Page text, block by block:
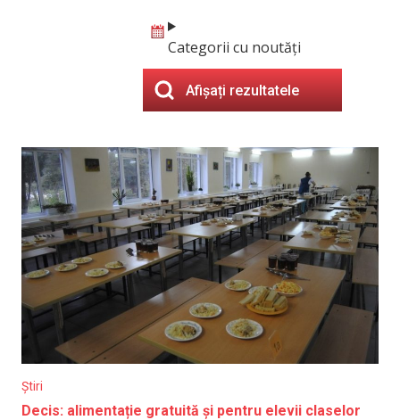
Categorii cu noutăți
Afișați rezultatele
Știri
Decis: alimentație gratuită și pentru elevii claselor